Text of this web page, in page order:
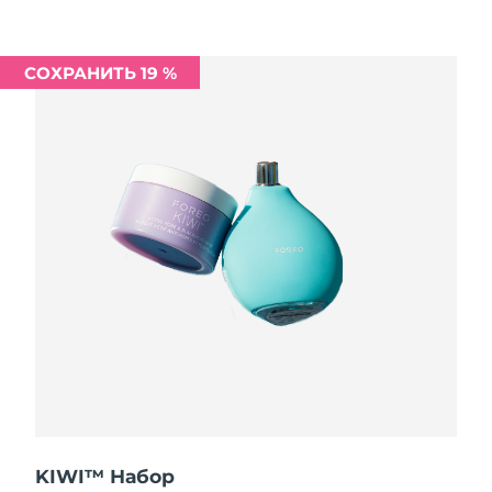
СОХРАНИТЬ 19 %
KIWI™ Набор
Литва
Люксембург
Макао (САР)
Ожидаемая дата доставки
Ожидаемая дата доставки